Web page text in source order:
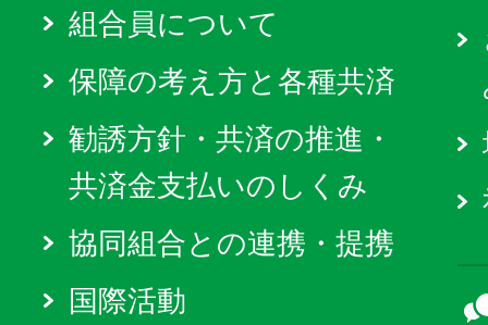
組合員について
保障の考え方と各種共済
勧誘方針・共済の推進・
共済金支払いのしくみ
協同組合との連携・提携
国際活動